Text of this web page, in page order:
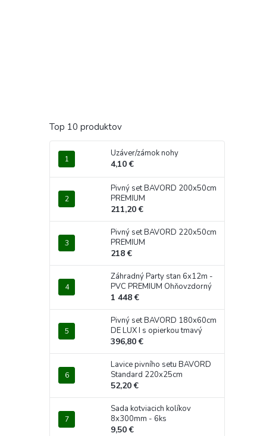
Top 10 produktov
Uzáver/zámok nohy
4,10 €
Pivný set BAVORD 200x50cm
PREMIUM
211,20 €
Pivný set BAVORD 220x50cm
PREMIUM
218 €
Záhradný Party stan 6x12m -
PVC PREMIUM Ohňovzdorný
1 448 €
Pivný set BAVORD 180x60cm
DE LUX I s opierkou tmavý
396,80 €
Lavice pivního setu BAVORD
Standard 220x25cm
52,20 €
Sada kotviacich kolíkov
8x300mm - 6ks
9,50 €